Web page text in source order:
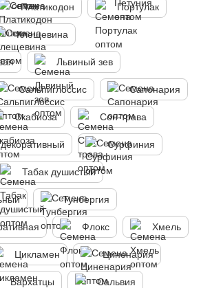
Платикодон Портулак
Клещевина
Львиный зев
Сальпиглоссис Сапонария
Скабиоза Сон-трава
Сурфиния
Табак душистый
Тунбергия
Флокс Хмель
Цикламен Циненария
Бархатцы Сальвия